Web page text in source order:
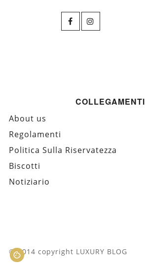
COLLEGAMENTI
About us
Regolamenti
Politica Sulla Riservatezza
Biscotti
Notiziario
© 2014 copyright LUXURY BLOG